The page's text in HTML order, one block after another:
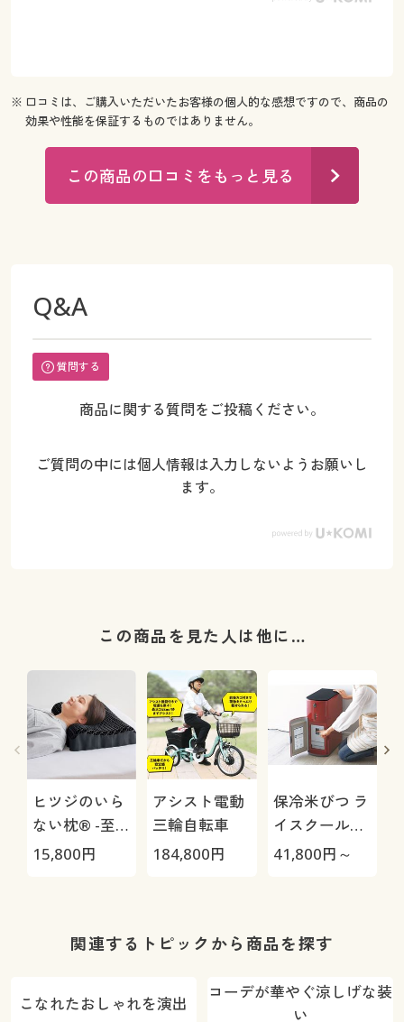
※ 口コミは、ご購入いただいたお客様の個人的な感想ですので、商品の
効果や性能を保証するものではありません。
この商品の口コミをもっと見る
Q&A
質問する
商品に関する質問をご投稿ください。
ご質問の中には個人情報は入力しないようお願いし
ます。
この商品を見た人は他に…
ヒツジのいら
ない枕® -至
極-
15,800円
アシスト電動
三輪自転車
184,800円
保冷米びつ ラ
イスクール
HRC-
41,800円～
関連するトピックから商品を探す
こなれたおしゃれを演出
コーデが華やぐ涼しげな装
い